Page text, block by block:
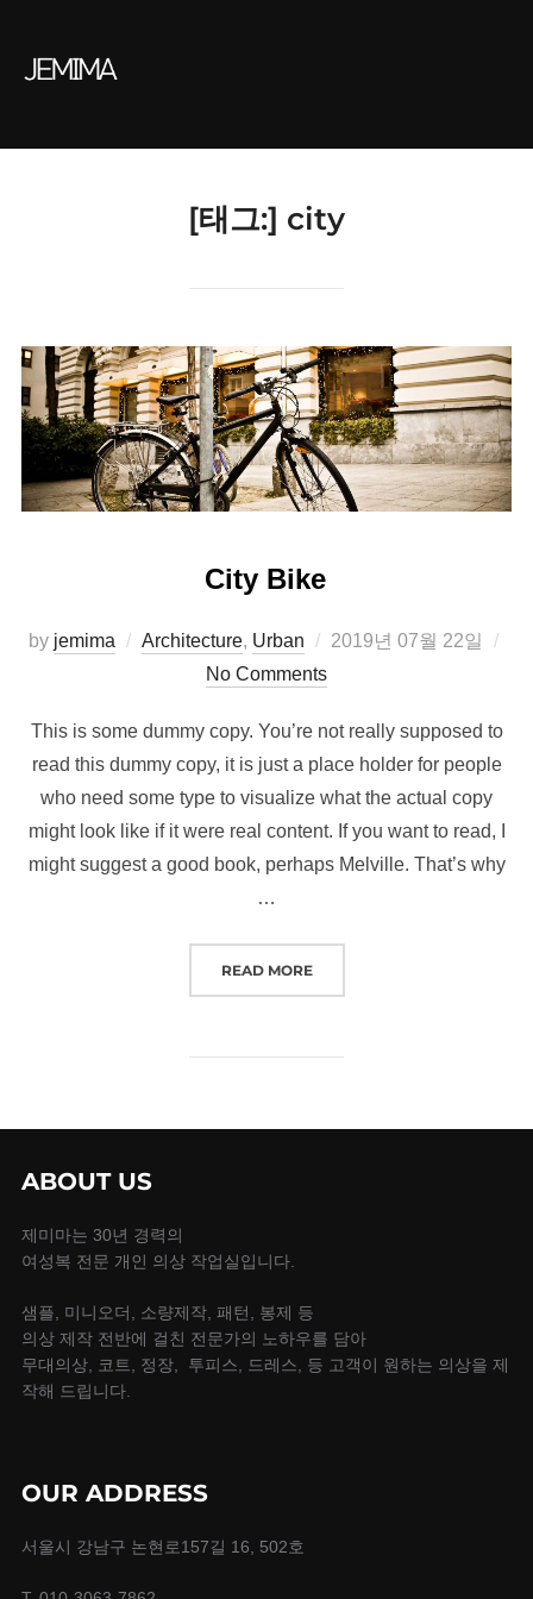
content
[태그:] city
City Bike
by jemima Architecture, Urban
Posted
2019년 07월 22일
No Comments
This is some dummy copy. You’re not really supposed to
read this dummy copy, it is just a place holder for people
who need some type to visualize what the actual copy
might look like if it were real content. If you want to read, I
might suggest a good book, perhaps Melville. That’s why
…
READ MORE“CITY BIKE”
ABOUT US
제미마는 30년 경력의
여성복 전문 개인 의상 작업실입니다.
샘플, 미니오더, 소량제작, 패턴, 봉제 등
의상 제작 전반에 걸친 전문가의 노하우를 담아
무대의상, 코트, 정장, 투피스, 드레스, 등 고객이 원하는 의상을 제
작해 드립니다.
OUR ADDRESS
서울시 강남구 논현로157길 16, 502호